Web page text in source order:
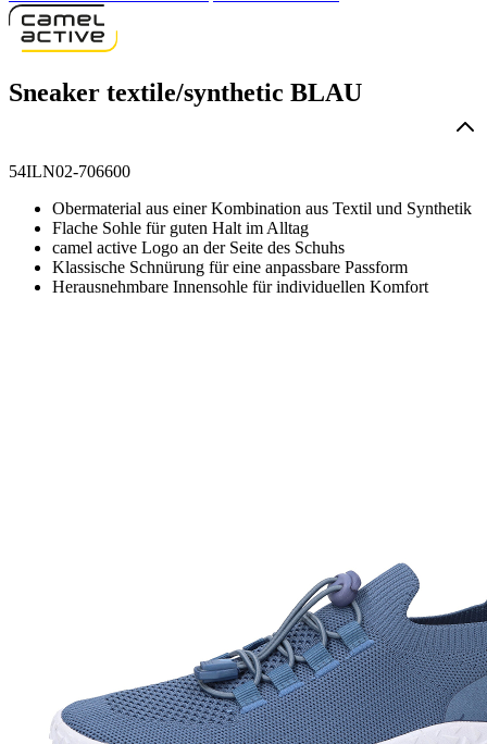
Sneaker textile/synthetic BLAU
54ILN02-706600
Obermaterial aus einer Kombination aus Textil und Synthetik
Flache Sohle für guten Halt im Alltag
camel active Logo an der Seite des Schuhs
Klassische Schnürung für eine anpassbare Passform
Herausnehmbare Innensohle für individuellen Komfort